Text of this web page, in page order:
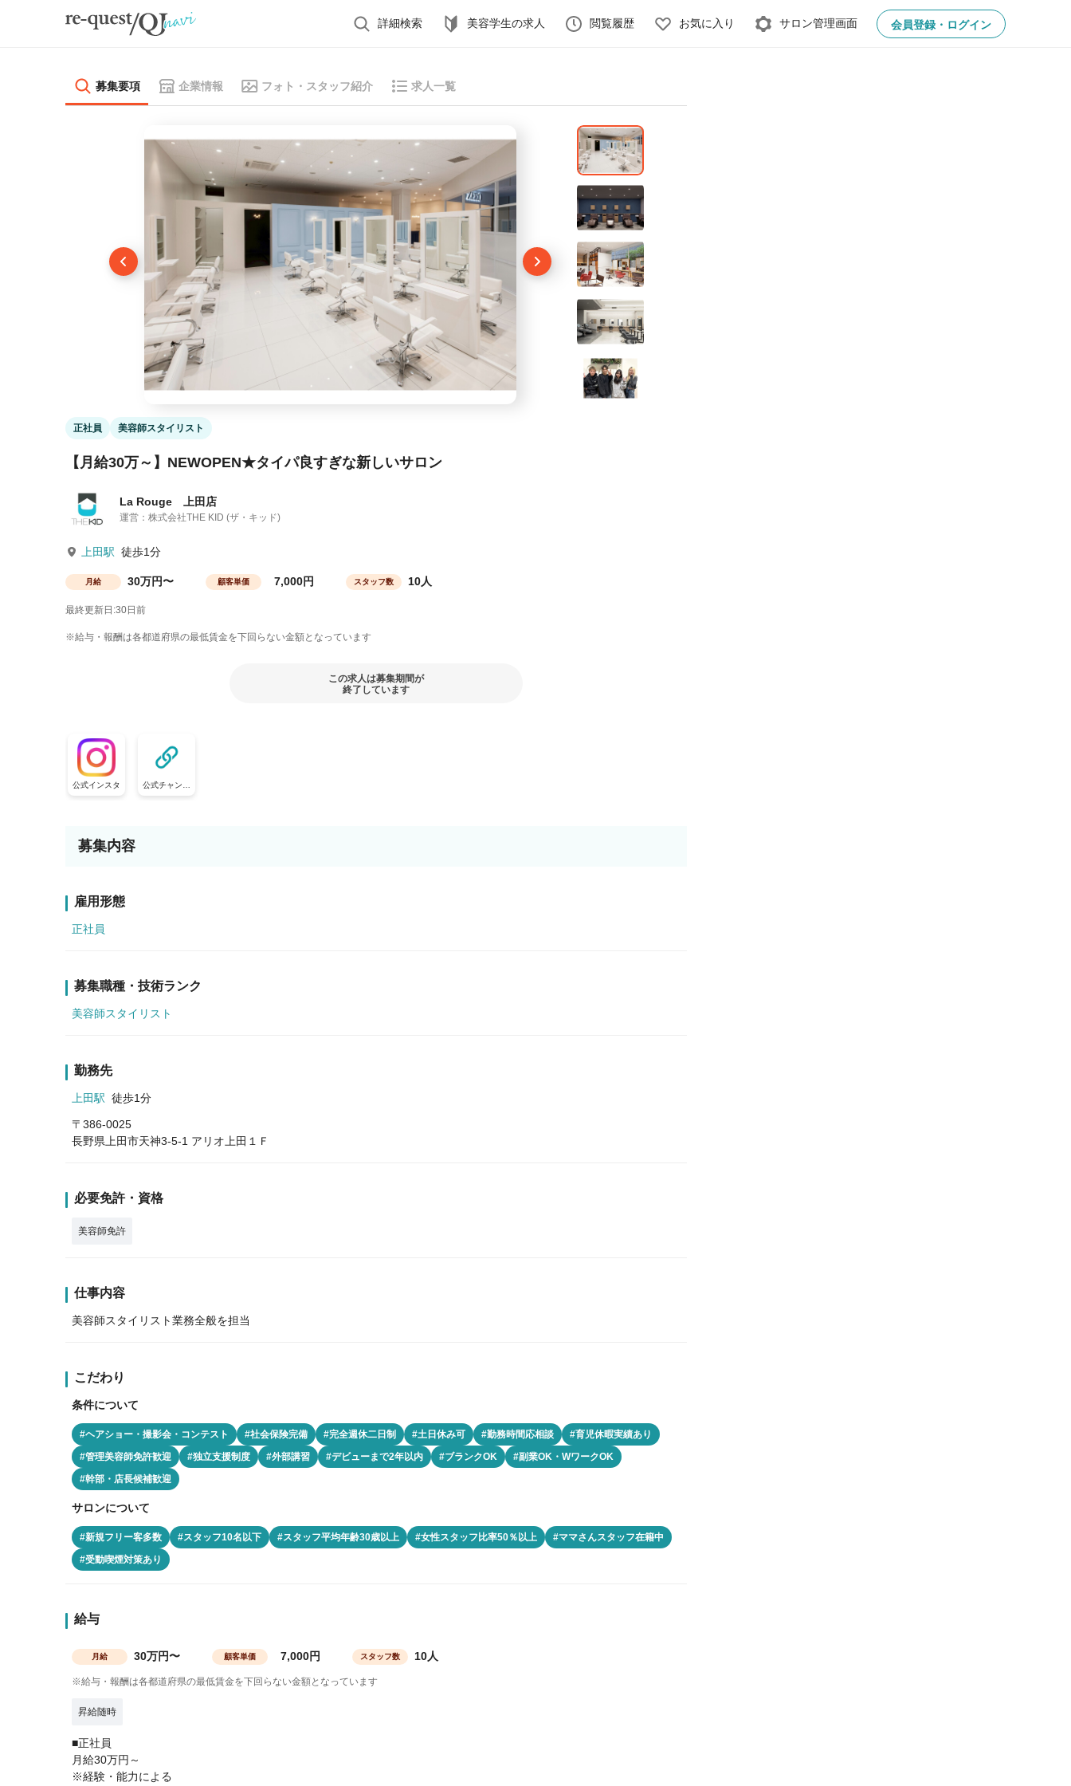
詳細検索 美容学生の求人 閲覧履歴 お気に入り サロン管理画面 会員登録・ログイン
募集要項 企業情報 フォト・スタッフ紹介 求人一覧
正社員 美容師スタイリスト
【月給30万～】NEWOPEN★タイパ良すぎな新しいサロン
La Rouge 上田店
運営：株式会社THE KID (ザ・キッド)
上田駅 徒歩1分
月給 30万円〜 顧客単価 7,000円 スタッフ数 10人
最終更新日:30日前
※給与・報酬は各都道府県の最低賃金を下回らない金額となっています
この求人は募集期間が
終了しています
公式インスタ
公式チャンネ
ル
募集内容
雇用形態
正社員
募集職種・技術ランク
美容師スタイリスト
勤務先
上田駅 徒歩1分
〒386-0025
長野県上田市天神3-5-1 アリオ上田１Ｆ
必要免許・資格
美容師免許
仕事内容
美容師スタイリスト業務全般を担当
こだわり
条件について
#ヘアショー・撮影会・コンテスト #社会保険完備 #完全週休二日制 #土日休み可 #勤務時間応相談
#育児休暇実績あり
#管理美容師免許歓迎
#独立支援制度 #外部講習 #デビューまで2年以内 #ブランクOK
#副業OK・WワークOK
#幹部・店長候補歓迎
サロンについて
#新規フリー客多数 #スタッフ10名以下 #スタッフ平均年齢30歳以上 #女性スタッフ比率50％以上
#ママさんスタッフ在籍中
#受動喫煙対策あり
給与
月給 30万円〜 顧客単価 7,000円 スタッフ数 10人
※給与・報酬は各都道府県の最低賃金を下回らない金額となっています
昇給随時
■正社員
月給30万円～
※経験・能力による